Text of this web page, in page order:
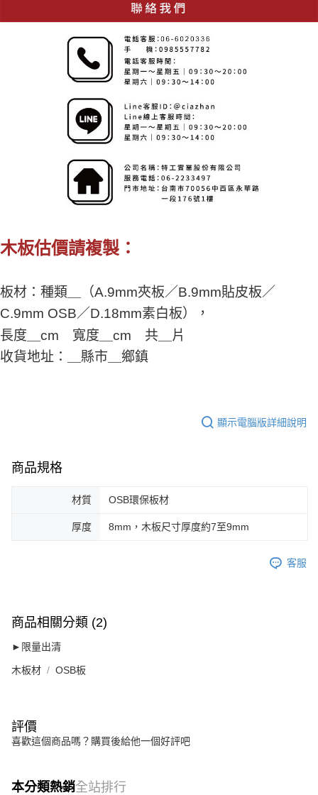
木板估價請複製：
板材：種類＿（A.9mm夾板／B.9mm貼皮板／
C.9mm OSB／D.18mm素白板），
長度＿cm 寬度＿cm 共＿片
收貨地址：＿縣市＿鄉鎮
顯示電腦版詳細說明
商品規格
材質 OSB環保板材
厚度 8mm，木板尺寸厚度約7至9mm
客服
商品相關分類 (2)
►限量出清
木板材 OSB板
評價
喜歡這個商品嗎？購買後給他一個好評吧
本分類熱銷全站排行